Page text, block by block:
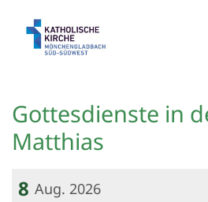
Gottesdienste in
Matthias
8 Aug. 2026